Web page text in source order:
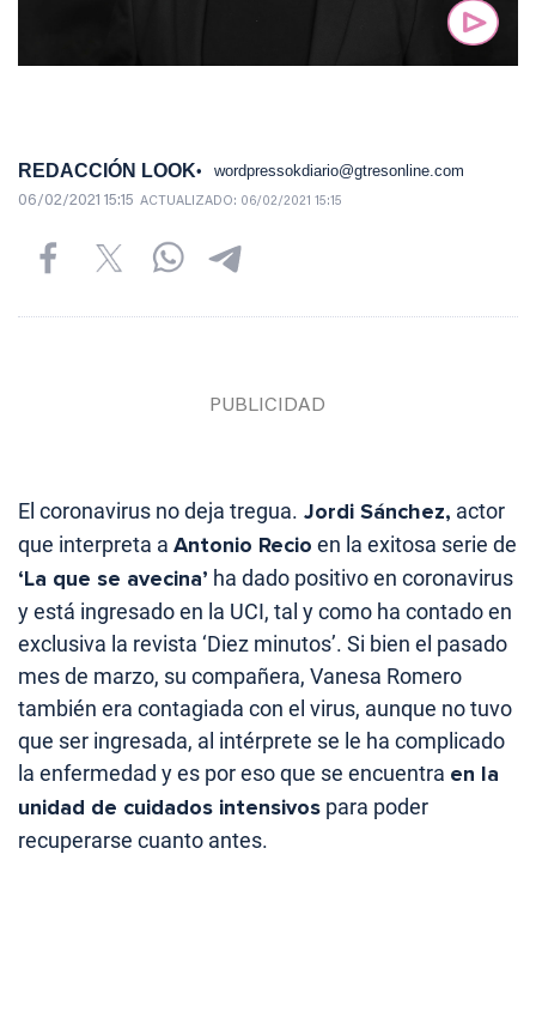
REDACCIÓN LOOK wordpressokdiario@gtresonline.com
06/02/2021 15:15 ACTUALIZADO: 06/02/2021 15:15
El coronavirus no deja tregua. Jordi Sánchez, actor
que interpreta a Antonio Recio en la exitosa serie de
‘La que se avecina’ ha dado positivo en coronavirus
y está ingresado en la UCI, tal y como ha contado en
exclusiva la revista ‘Diez minutos’. Si bien el pasado
mes de marzo, su compañera, Vanesa Romero
también era contagiada con el virus, aunque no tuvo
que ser ingresada, al intérprete se le ha complicado
la enfermedad y es por eso que se encuentra en la
unidad de cuidados intensivos para poder
recuperarse cuanto antes.